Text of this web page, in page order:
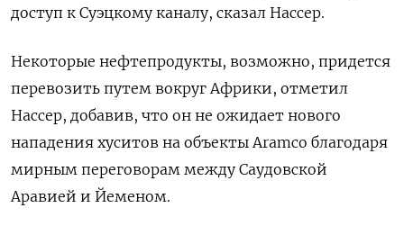
доступ к Суэцкому каналу, сказал Нассер.
Некоторые нефтепродукты, возможно, придется
перевозить путем вокруг Африки, отметил
Нассер, добавив, что он не ожидает нового
нападения хуситов на объекты Aramco благодаря
мирным переговорам между Саудовской
Аравией и Йеменом.